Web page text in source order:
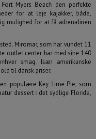
fre lør søn
31 1 2
7 8 9
Myers Beach den perfekte
for at leje kajakker, både,
mulighed for at få adrenalinen
Miromar, som har vundet 11
outlet center har med sine 140
smag. Især amerikanske
til dansk priser.
populære Key Lime Pie, som
dessert i det sydlige Florida,